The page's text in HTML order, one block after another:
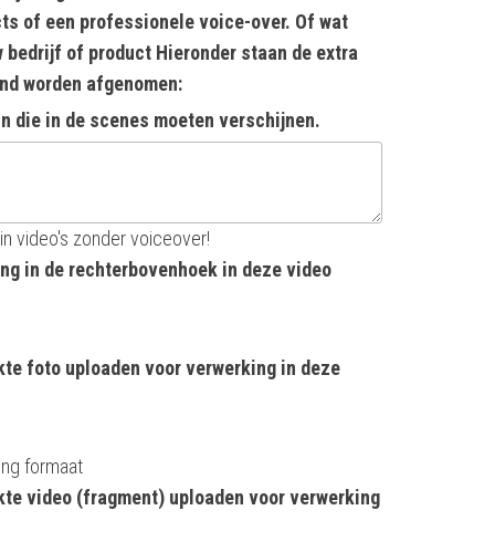
of een professionele voice-over. Of wat
bedrijf of product Hieronder staan de extra
worden afgenomen:
die in de scenes moeten verschijnen.
video's zonder voiceover!
in de rechterbovenhoek in deze video
foto uploaden voor verwerking in deze
formaat
video (fragment) uploaden voor verwerking